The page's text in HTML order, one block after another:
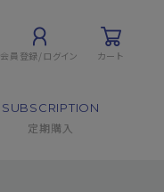
会員登録/ログイン カート
SUBSCRIPTION
定期購入